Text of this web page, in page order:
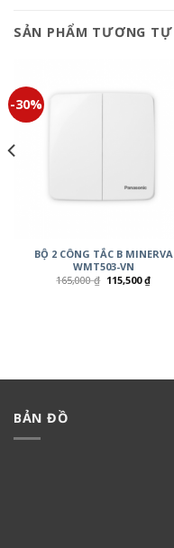
SẢN PHẨM TƯƠNG TỰ
-30%
BỘ 2 CÔNG TẮC B MINERVA
WMT503-VN
165,000₫ 115,500₫
BẢN ĐỒ